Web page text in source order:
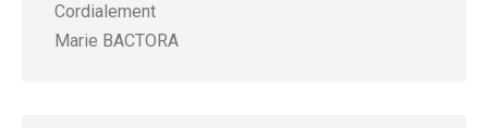
Cordialement
Marie BACTORA